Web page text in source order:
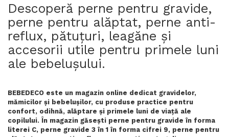
Descoperă perne pentru gravide,
perne pentru alăptat, perne anti-
reflux, pătuțuri, leagăne și
accesorii utile pentru primele luni
ale bebelușului.
BEBEDECO este un magazin online dedicat gravidelor,
mămicilor și bebelușilor, cu produse practice pentru
confort, odihnă, alăptare și primele luni de viață ale
copilului. În magazin găsești perne pentru gravide în forma
literei C, perne gravide 3 în 1 în forma cifrei 9, perne pentru